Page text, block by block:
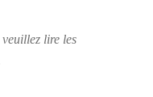
lire les